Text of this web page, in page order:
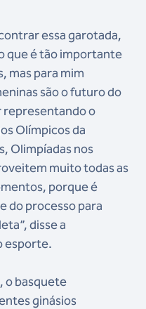
essa garotada,
que é tão importante
mas para mim
são o futuro do
representando o
Olímpicos da
Olimpíadas nos
muito todas as
porque é
do processo para
disse a
esporte.
o basquete
ginásios